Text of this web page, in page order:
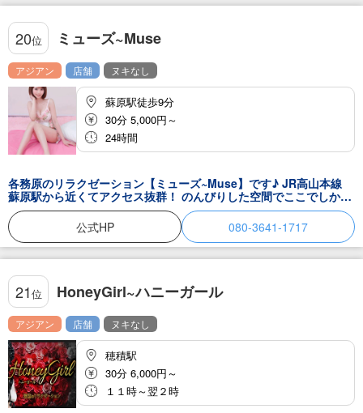
20位 ミューズ~Muse
アジアン 店舗 ヌキなし
蘇原駅徒歩9分
30分 5,000円～
24時間
各務原のリラクゼーション【ミューズ~Muse】です♪ JR高山本線
蘇原駅から近くてアクセス抜群！ のんびりした空間でここでしか得
ることのできない満足感をご提供します。 極楽マッサージに美人セ
ラピストによる癒しで、病みつきになってしまうこと間違いなし♪
興味のある方は、ぜひ1度お試しくださいね♪ お疲れのあなた、是非
ご利用ください♪
公式HP 080-3641-1717
21位 HoneyGirl~ハニーガール
アジアン 店舗 ヌキなし
穂積駅
30分 6,000円～
１１時～翌２時